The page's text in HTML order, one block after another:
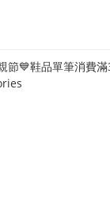
節💙鞋品單筆消費